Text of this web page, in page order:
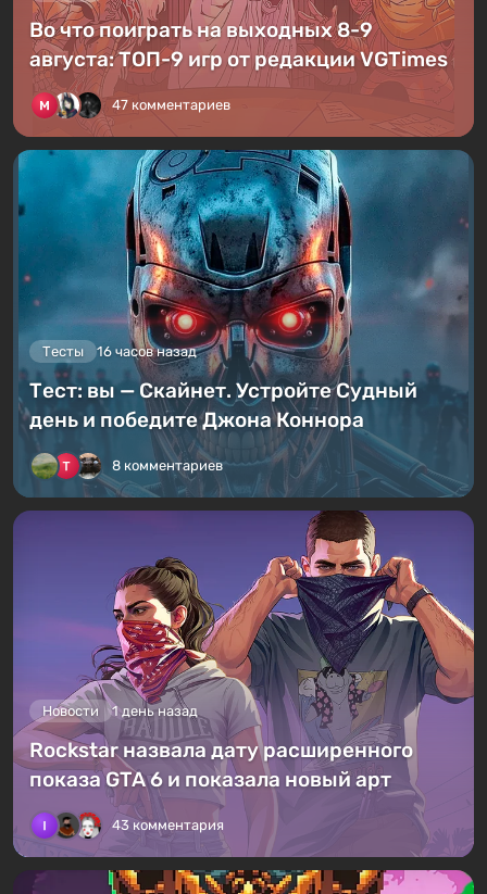
Во что поиграть на выходных 8-9
августа: ТОП-9 игр от редакции VGTimes
47 комментариев
Тесты 16 часов назад
Тест: вы — Скайнет. Устройте Судный
день и победите Джона Коннора
8 комментариев
Новости 1 день назад
Rockstar назвала дату расширенного
показа GTA 6 и показала новый арт
43 комментария